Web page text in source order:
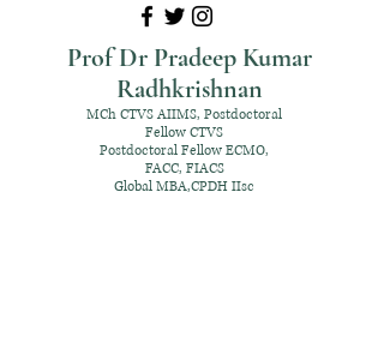
Prof Dr Pradeep Kumar
Radhkrishnan
MCh CTVS AIIMS, Postdoctoral
Fellow CTVS
Postdoctoral Fellow ECMO,
FACC, FIACS
Global MBA,CPDH IIsc